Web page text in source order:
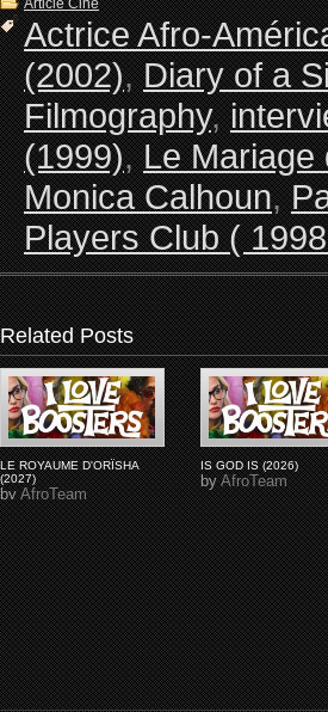
Article Ciné
Actrice Afro-
(2002),Diary of a
Filmography,
(1999),Le Mariage
Monica Calhoun,
Players Club (
Related Posts
LE ROYAUME D'ORÏSHA
(2027)
byAfroTeam
IS GOD IS (2026)
byAfroTeam